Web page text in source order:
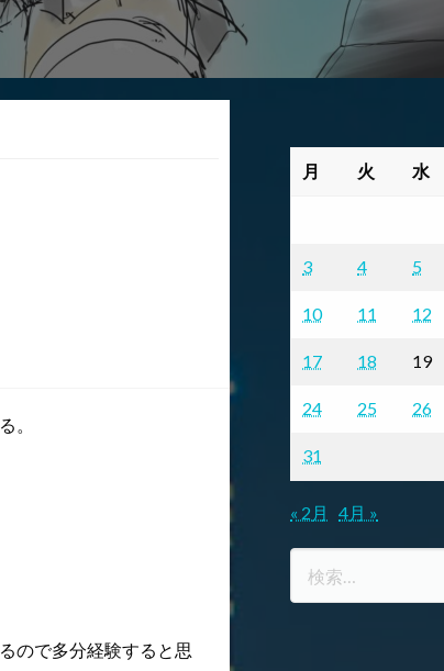
。
ので多分経験すると思
月 火 水
3 4 5
10 11 12
17 18 19
24 25 26
31
« 2月 4月 »